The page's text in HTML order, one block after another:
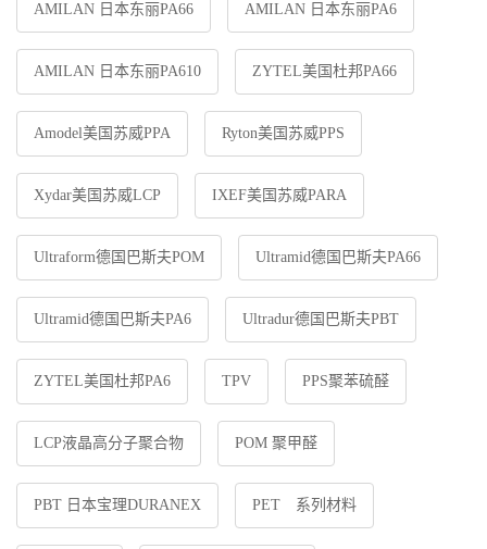
AMILAN 日本东丽PA66 AMILAN 日本东丽PA6
AMILAN 日本东丽PA610 ZYTEL美国杜邦PA66
Amodel美国苏威PPA Ryton美国苏威PPS
Xydar美国苏威LCP IXEF美国苏威PARA
Ultraform德国巴斯夫POM Ultramid德国巴斯夫PA66
Ultramid德国巴斯夫PA6 Ultradur德国巴斯夫PBT
ZYTEL美国杜邦PA6 TPV PPS聚苯硫醛
LCP液晶高分子聚合物 POM 聚甲醛
PBT 日本宝理DURANEX PET 系列材料